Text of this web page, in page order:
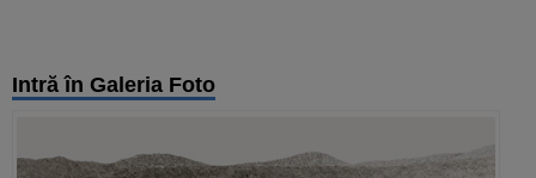
Intră în Galeria Foto